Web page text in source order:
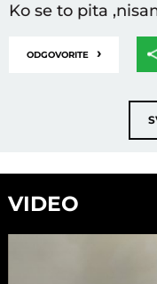
Ko se to pita
ODGOVORITE ›
VIDEO